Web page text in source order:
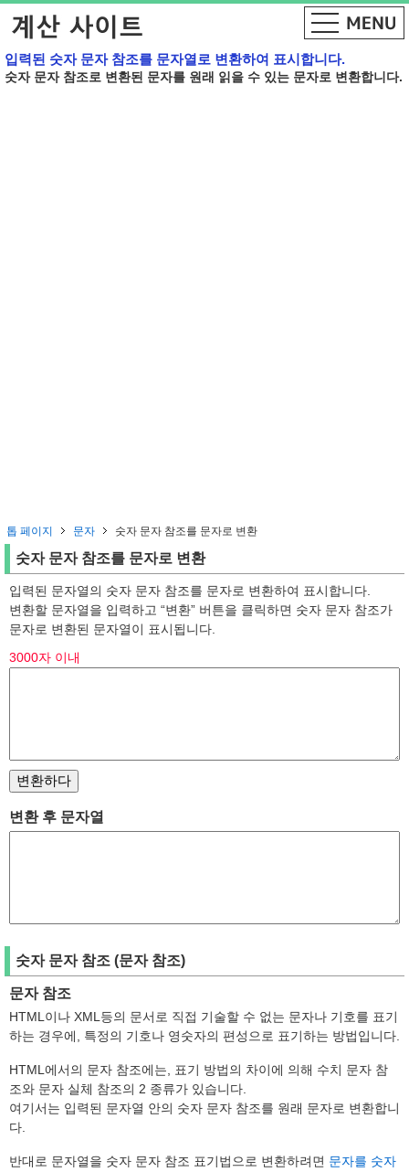
입력된 숫자 문자 참조를 문자열로 변환하여 표시합니다.
숫자 문자 참조로 변환된 문자를 원래 읽을 수 있는 문자로 변환합니다.
톱 페이지 문자 숫자 문자 참조를 문자로 변환
숫자 문자 참조를 문자로 변환
입력된 문자열의 숫자 문자 참조를 문자로 변환하여 표시합니다.
변환할 문자열을 입력하고 “변환” 버튼을 클릭하면 숫자 문자 참조가
문자로 변환된 문자열이 표시됩니다.
3000자 이내
변환 후 문자열
숫자 문자 참조 (문자 참조)
문자 참조
HTML이나 XML등의 문서로 직접 기술할 수 없는 문자나 기호를 표기
하는 경우에, 특정의 기호나 영숫자의 편성으로 표기하는 방법입니다.
HTML에서의 문자 참조에는, 표기 방법의 차이에 의해 수치 문자 참
조와 문자 실체 참조의 2 종류가 있습니다.
여기서는 입력된 문자열 안의 숫자 문자 참조를 원래 문자로 변환합니
다.
반대로 문자열을 숫자 문자 참조 표기법으로 변환하려면 문자를 숫자